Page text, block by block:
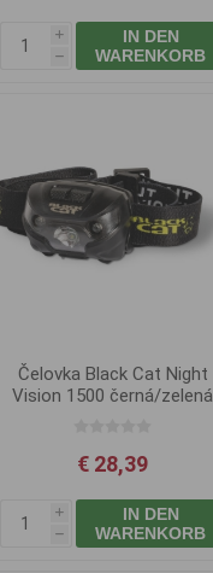
i
h
IN DEN
WARENKORB
Čelovka Black Cat Night
Vision 1500 černá/zelená
€ 28,39
i
h
IN DEN
WARENKORB